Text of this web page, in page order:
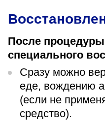
После процедуры
специального
Сразу можно
еде, вождению
(если не
средство).